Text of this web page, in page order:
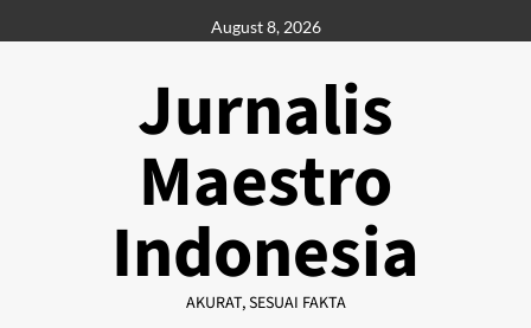
to
August 8, 2026
Jurnalis
Maestro
Indonesia
AKURAT, SESUAI FAKTA